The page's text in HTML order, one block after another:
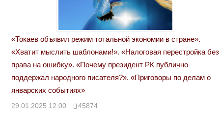
«Токаев объявил режим тотальной экономии в стране».
«Хватит мыслить шаблонами!». «Налоговая перестройка без
права на ошибку». «Почему президент РК публично
поддержал народного писателя?». «Приговоры по делам о
январских событиях»
29.01.2025 12:00 45874